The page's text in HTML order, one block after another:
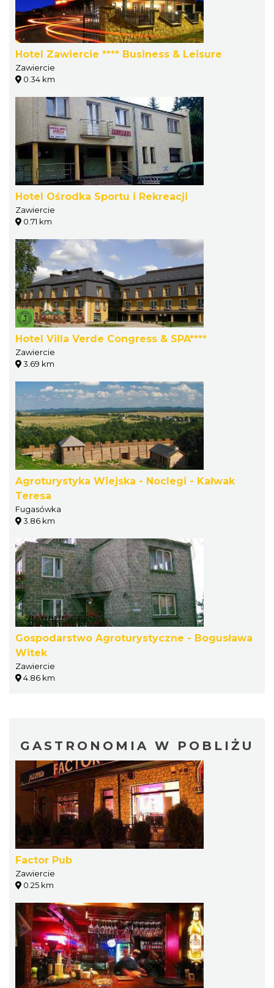
Hotel Zawiercie **** Business & Leisure
Zawiercie
0.34 km
Hotel Ośrodka Sportu i Rekreacji
Zawiercie
0.71 km
Hotel Villa Verde Congress & SPA****
Zawiercie
3.69 km
Agroturystyka Wiejska - Noclegi - Kałwak
Teresa
Fugasówka
3.86 km
Gospodarstwo Agroturystyczne - Bogusława
Witek
Zawiercie
4.86 km
GASTRONOMIA W POBLIŻU
Factor Pub
Zawiercie
0.25 km